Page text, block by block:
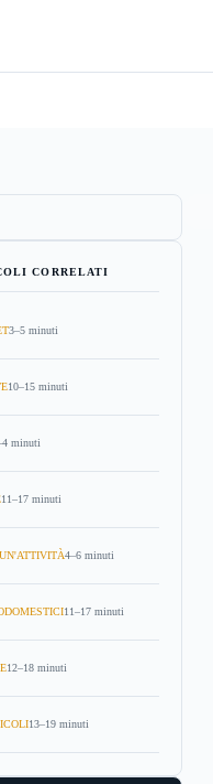
CORRELATI
3–5 minuti
10–15 minuti
minuti
11–17 minuti
4–6 minuti
11–17 minuti
12–18 minuti
13–19 minuti